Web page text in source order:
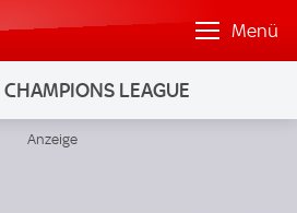
Menü
LEAGUE